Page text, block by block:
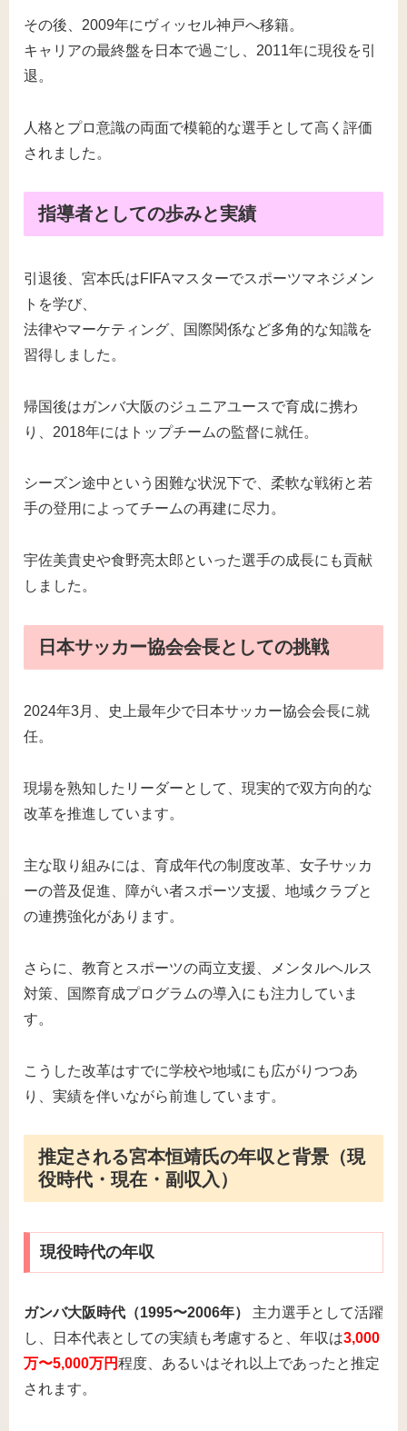
その後、2009年にヴィッセル神戸へ移籍。
キャリアの最終盤を日本で過ごし、2011年に現役を引
退。
人格とプロ意識の両面で模範的な選手として高く評価
されました。
指導者としての歩みと実績
引退後、宮本氏はFIFAマスターでスポーツマネジメン
トを学び、
法律やマーケティング、国際関係など多角的な知識を
習得しました。
帰国後はガンバ大阪のジュニアユースで育成に携わ
り、2018年にはトップチームの監督に就任。
シーズン途中という困難な状況下で、柔軟な戦術と若
手の登用によってチームの再建に尽力。
宇佐美貴史や食野亮太郎といった選手の成長にも貢献
しました。
日本サッカー協会会長としての挑戦
2024年3月、史上最年少で日本サッカー協会会長に就
任。
現場を熟知したリーダーとして、現実的で双方向的な
改革を推進しています。
主な取り組みには、育成年代の制度改革、女子サッカ
ーの普及促進、障がい者スポーツ支援、地域クラブと
の連携強化があります。
さらに、教育とスポーツの両立支援、メンタルヘルス
対策、国際育成プログラムの導入にも注力していま
す。
こうした改革はすでに学校や地域にも広がりつつあ
り、実績を伴いながら前進しています。
推定される宮本恒靖氏の年収と背景（現
役時代・現在・副収入）
現役時代の年収
ガンバ大阪時代（1995〜2006年）
主力選手として活躍
し、日本代表としての実績も考慮すると、年収は3,000
万〜5,000万円程度、あるいはそれ以上であったと推定
されます。